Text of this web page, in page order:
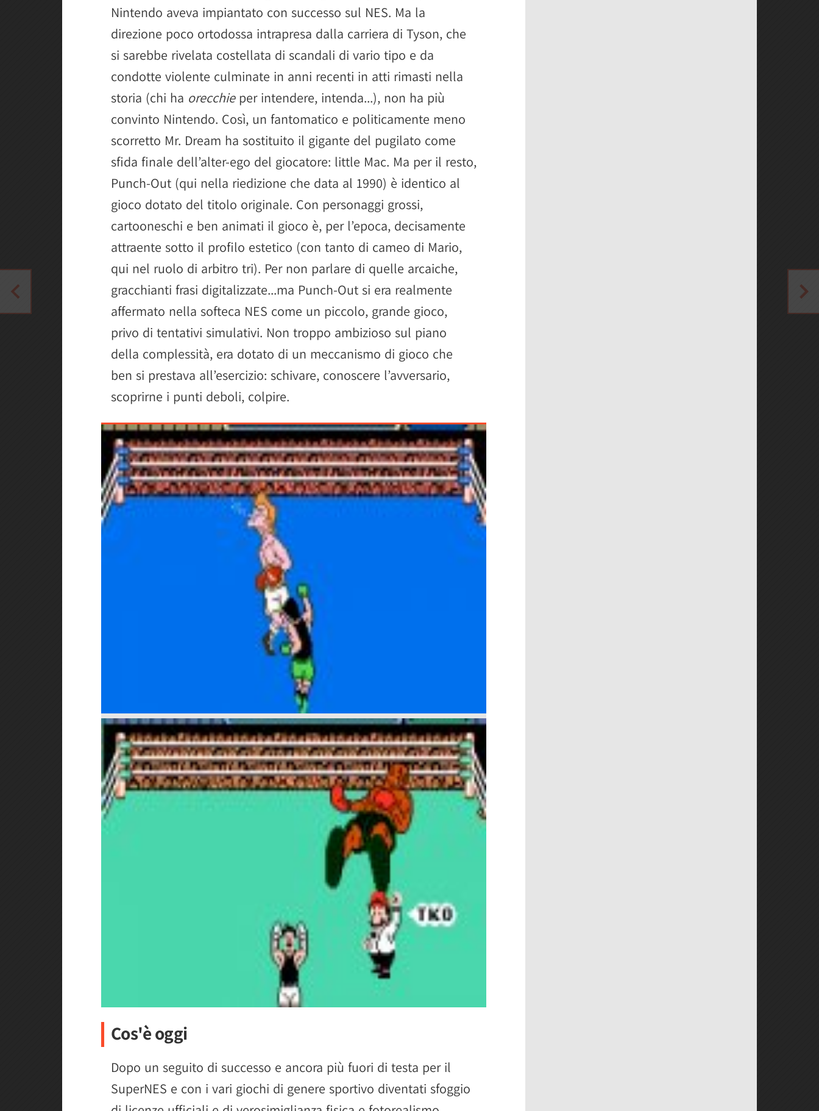
Nintendo aveva impiantato con successo sul NES. Ma la
direzione poco ortodossa intrapresa dalla carriera di Tyson, che
si sarebbe rivelata costellata di scandali di vario tipo e da
condotte violente culminate in anni recenti in atti rimasti nella
storia (chi ha orecchieper intendere, intenda...), non ha più
convinto Nintendo. Così, un fantomatico e politicamente meno
scorretto Mr. Dream ha sostituito il gigante del pugilato come
sfida finale dell’alter-ego del giocatore: little Mac. Ma per il resto,
Punch-Out (qui nella riedizione che data al 1990) è identico al
gioco dotato del titolo originale. Con personaggi grossi,
cartooneschi e ben animati il gioco è, per l’epoca, decisamente
attraente sotto il profilo estetico (con tanto di cameo di Mario,
qui nel ruolo di arbitro tri). Per non parlare di quelle arcaiche,
gracchianti frasi digitalizzate...ma Punch-Out si era realmente
affermato nella softeca NES come un piccolo, grande gioco,
privo di tentativi simulativi. Non troppo ambizioso sul piano
della complessità, era dotato di un meccanismo di gioco che
ben si prestava all’esercizio: schivare, conoscere l’avversario,
scoprirne i punti deboli, colpire.
Cos'è oggi
Dopo un seguito di successo e ancora più fuori di testa per il
SuperNES e con i vari giochi di genere sportivo diventati sfoggio